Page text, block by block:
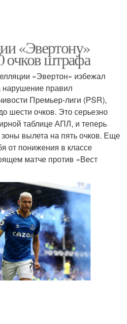
«Эвертону»
очков штрафа
«Эвертон» избежал
нарушение правил
Премьер-лиги (PSR),
шести очков. Это серьезно
таблице АПЛ, и теперь
зоны вылета на пять очков. Еще
от понижения в классе
матче против «Вест